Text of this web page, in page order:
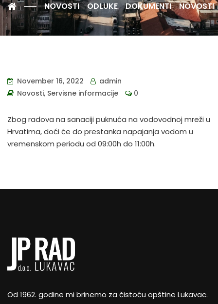
NOVOSTI ODLUKE DOKUMENTI NOVOSTI
November 16, 2022
admin
Novosti, Servisne informacije 0
Zbog radova na sanaciji puknuća na vodovodnoj mreži u
Hrvatima, doći će do prestanka napajanja vodom u
vremenskom periodu od 09:00h do 11:00h.
Od 1962. godine mi brinemo za čistoću opštine Lukavac.